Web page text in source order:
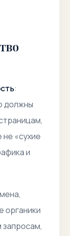
:
должны
«сухие
и
органики